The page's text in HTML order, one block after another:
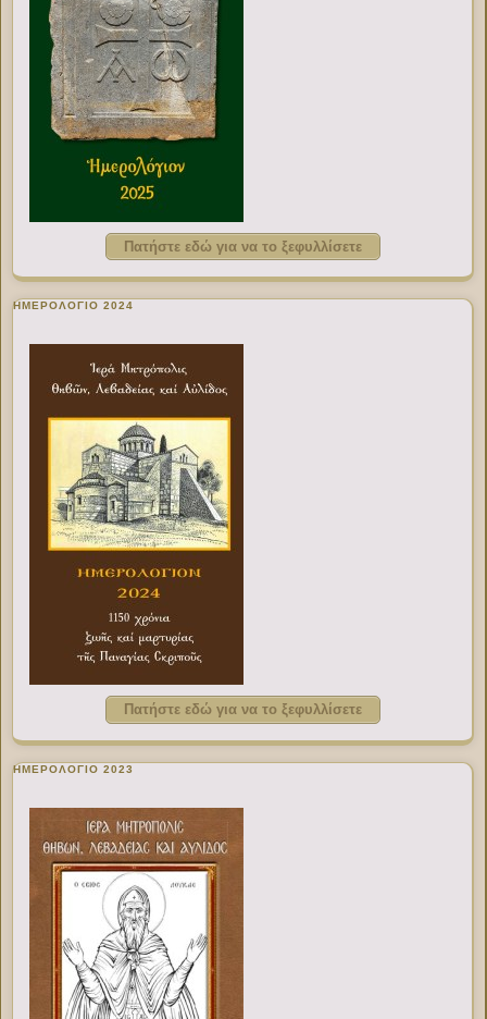
Πατήστε εδώ για να το ξεφυλλίσετε
ΗΜΕΡΟΛΟΓΙΟ 2024
Πατήστε εδώ για να το ξεφυλλίσετε
ΗΜΕΡΟΛΟΓΙΟ 2023